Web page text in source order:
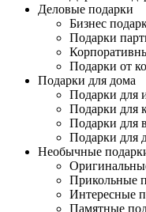
Деловые подарки
Бизнес
Подарки
Подарки от
Подарки для дома
Подарки для
Подарки для
Подарки для
Подарки для
Необычные
Прикольные
Интересные
Памятные